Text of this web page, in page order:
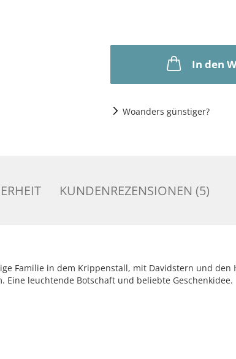
In den
Woanders günstiger?
KUNDENREZENSIONEN (5)
Familie in dem Krippenstall, mit Davidstern und den
leuchtende Botschaft und beliebte Geschenkidee.